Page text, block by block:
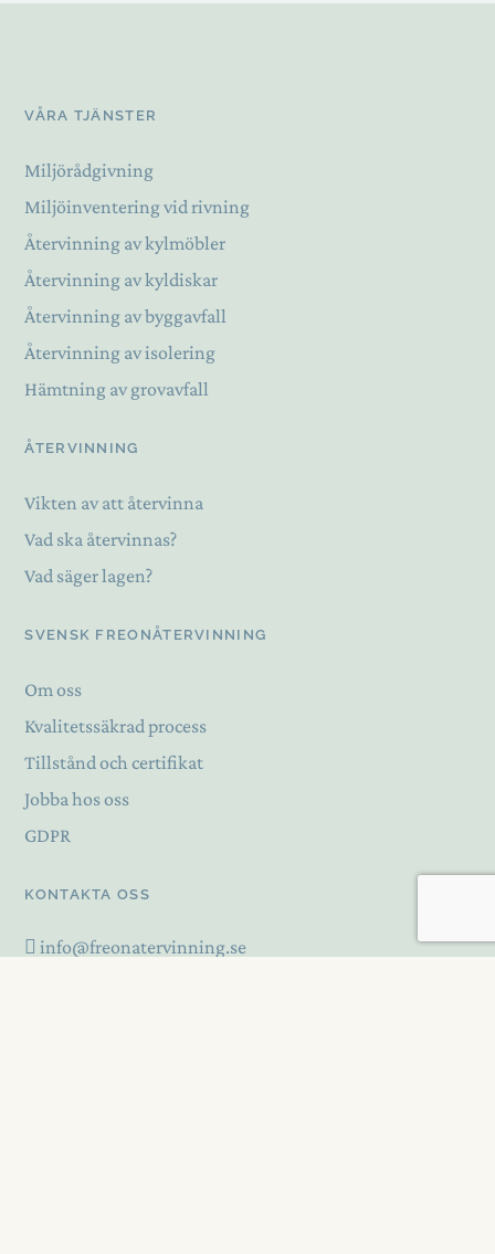
VÅRA TJÄNSTER
Miljörådgivning
Miljöinventering vid rivning
Återvinning av kylmöbler
Återvinning av kyldiskar
Återvinning av byggavfall
Återvinning av isolering
Hämtning av grovavfall
ÅTERVINNING
Vikten av att återvinna
Vad ska återvinnas?
Vad säger lagen?
SVENSK FREONÅTERVINNING
Om oss
Kvalitetssäkrad process
Tillstånd och certifikat
Jobba hos oss
GDPR
KONTAKTA OSS
info@freonatervinning.se